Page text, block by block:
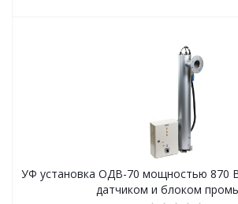
УФ установка ОДВ-70 мощностью 870
датчиком и блоком